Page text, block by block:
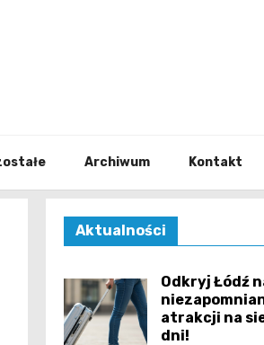
Archiwum Kontakt
Aktualności
Odkryj Łódź
atrakcji na
dni!